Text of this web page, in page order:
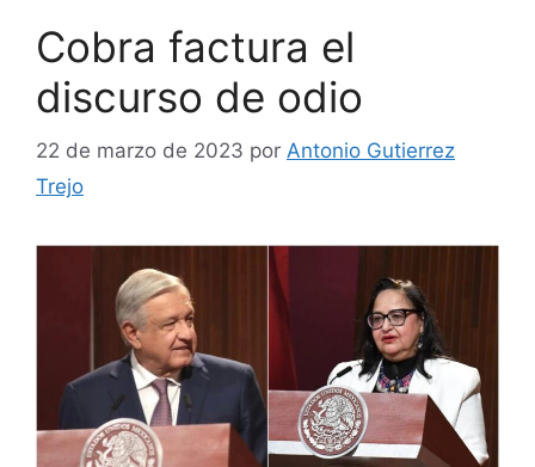
Cobra factura el
discurso de odio
22 de marzo de 2023 por Antonio Gutierrez
Trejo